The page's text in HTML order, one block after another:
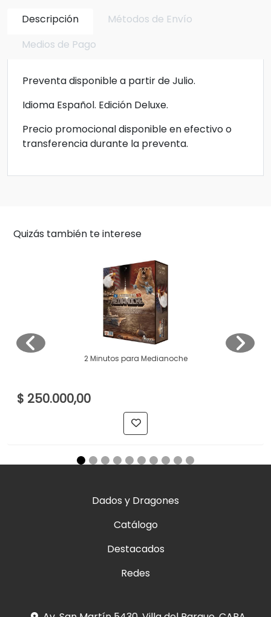
Descripción
Métodos de Envío
Medios de Pago
Preventa disponible a partir de Julio.
Idioma Español. Edición Deluxe.
Precio promocional disponible en efectivo o
transferencia durante la preventa.
Quizás también te interese
2 Minutos para Medianoche
$ 250.000,00
Dados y Dragones
Catálogo
Destacados
Redes